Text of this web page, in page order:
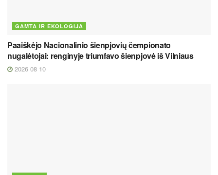
GAMTA IR EKOLOGIJA
Paaiškėjo Nacionalinio šienpjovių čempionato
nugalėtojai: renginyje triumfavo šienpjovė iš Vilniaus
2026 08 10